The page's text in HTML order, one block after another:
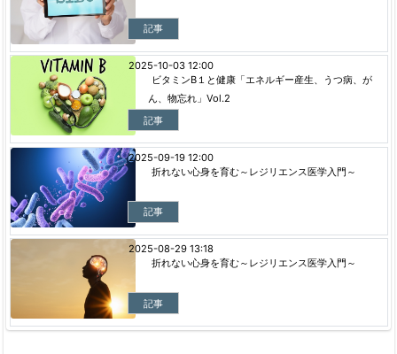
記事
ビタミンB１と健康「エネルギー産生、うつ病、が
ん、物忘れ」Vol.2
記事
2025-10-03 12:00
折れない心身を育む～レジリエンス医学入門～
記事
2025-09-19 12:00
折れない心身を育む～レジリエンス医学入門～
記事
2025-08-29 13:18